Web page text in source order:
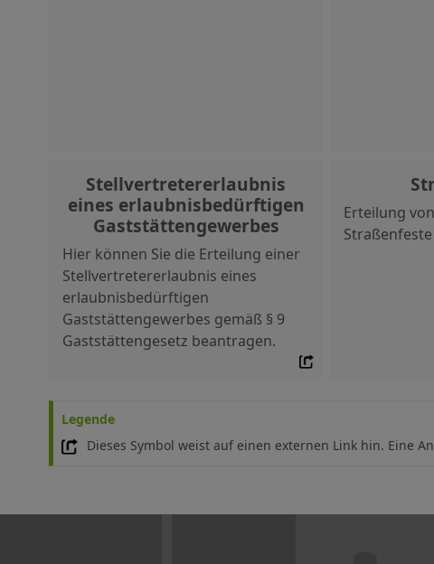
Stellvertretererlaubnis
eines erlaubnisbedürftigen
Gaststättengewerbes
Hier können Sie die Erteilung einer
Stellvertretererlaubnis eines
erlaubnisbedürftigen
Gaststättengewerbes gemäß § 9
Gaststättengesetz beantragen.
Erteilung
Straßenfeste
Legende
Dieses Symbol weist auf einen externen Link hin. Eine